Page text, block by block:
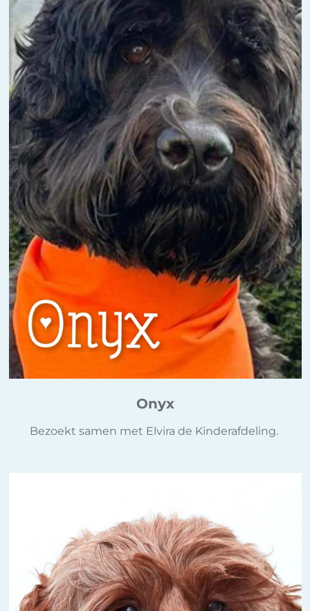
Onyx
Bezoekt samen met Elvira de Kinderafdeling.